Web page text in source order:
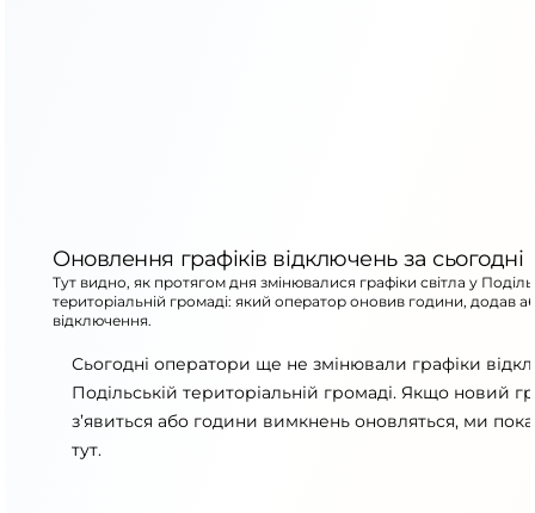
Оновлення графіків відключень за сьогодні
Тут видно, як протягом дня змінювалися графіки світла у
територіальній громаді: який оператор оновив години, додав
відключення.
Сьогодні оператори ще не змінювали графіки
Подільській територіальній громаді. Якщо новий
з’явиться або години вимкнень оновляться, ми
тут.